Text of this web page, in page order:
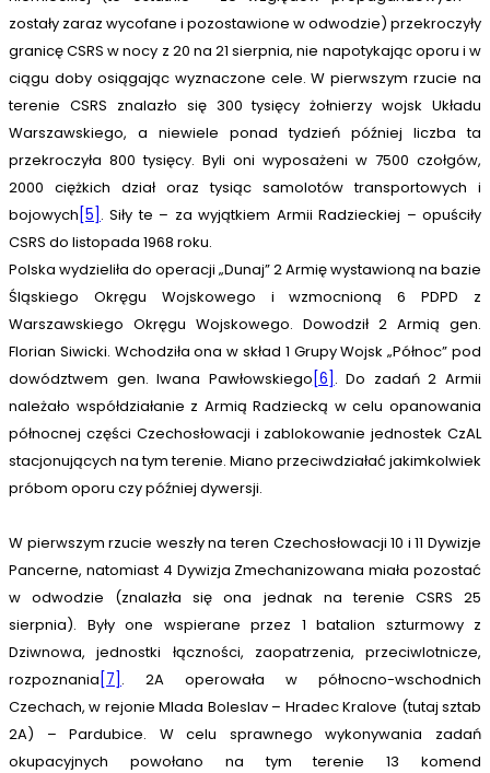
zostały zaraz wycofane i pozostawione w odwodzie) przekroczyły
granicę CSRS w nocy z 20 na 21 sierpnia, nie napotykając oporu i w
ciągu doby osiągając wyznaczone cele. W pierwszym rzucie na
terenie CSRS znalazło się 300 tysięcy żołnierzy wojsk Układu
Warszawskiego, a niewiele ponad tydzień później liczba ta
przekroczyła 800 tysięcy. Byli oni wyposażeni w 7500 czołgów,
2000 ciężkich dział oraz tysiąc samolotów transportowych i
bojowych [5] . Siły te – za wyjątkiem Armii Radzieckiej – opuściły
CSRS do listopada 1968 roku.
Polska wydzieliła do operacji „Dunaj” 2 Armię wystawioną na bazie
Śląskiego Okręgu Wojskowego i wzmocnioną 6 PDPD z
Warszawskiego Okręgu Wojskowego. Dowodził 2 Armią gen.
Florian Siwicki. Wchodziła ona w skład 1 Grupy Wojsk „Północ” pod
dowództwem gen. Iwana Pawłowskiego [6] . Do zadań 2 Armii
należało współdziałanie z Armią Radziecką w celu opanowania
północnej części Czechosłowacji i zablokowanie jednostek CzAL
stacjonujących na tym terenie. Miano przeciwdziałać jakimkolwiek
próbom oporu czy później dywersji.
W pierwszym rzucie weszły na teren Czechosłowacji 10 i 11 Dywizje
Pancerne, natomiast 4 Dywizja Zmechanizowana miała pozostać
w odwodzie (znalazła się ona jednak na terenie CSRS 25
sierpnia). Były one wspierane przez 1 batalion szturmowy z
Dziwnowa, jednostki łączności, zaopatrzenia, przeciwlotnicze,
rozpoznania [7] . 2A operowała w północno-wschodnich
Czechach, w rejonie Mlada Boleslav – Hradec Kralove (tutaj sztab
2A) – Pardubice. W celu sprawnego wykonywania zadań
okupacyjnych powołano na tym terenie 13 komend